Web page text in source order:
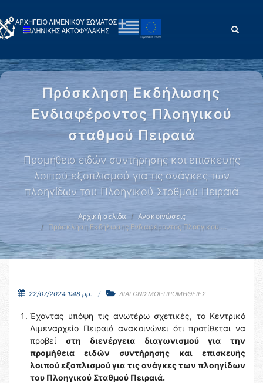
Πρόσκληση Εκδήλωσης
Ενδιαφέροντος Πλοηγικού
σταθμού Πειραιά
Προμήθεια ειδών συντήρησης και επισκευής
λοιπού εξοπλισμού για τις ανάγκες των
πλοηγίδων του Πλοηγικού Σταθμού Πειραιά
Αρχική σελίδα
Ανακοινώσεις
Πρόσκληση Εκδήλωσης Ενδιαφέροντος Πλοηγικού …
22/07/2024 1:48 μμ. ΔΙΑΓΩΝΙΣΜΟΙ-ΠΡΟΜΗΘΕΙΕΣ
Έχοντας υπόψη τις ανωτέρω σχετικές, το Κεντρικό
Λιμεναρχείο Πειραιά ανακοινώνει ότι προτίθεται να
προβεί στη διενέργεια διαγωνισμού για
την
προμήθεια ειδών συντήρησης και επισκευής
λοιπού εξοπλισμού για τις ανάγκες των πλοηγίδων
του Πλοηγικού Σταθμού Πειραιά.